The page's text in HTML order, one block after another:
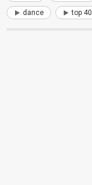
dance top 40